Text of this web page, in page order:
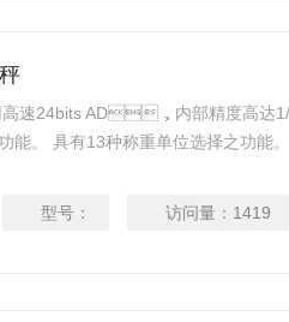
速24bits AD，内部精度高达1/
之功能。 具有13种称重单位选择之功能
型号： 访问量： 1419